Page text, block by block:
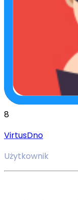
8
VirtusDno
Użytkownik